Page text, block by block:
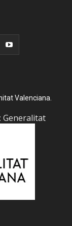
Valenciana.
Generalitat